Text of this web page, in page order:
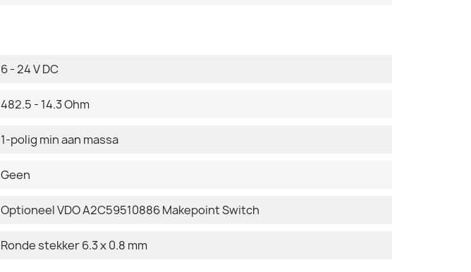
6 - 24 V DC
482.5 - 14.3 Ohm
1-polig min aan massa
Geen
Optioneel VDO A2C59510886 Makepoint Switch
Ronde stekker 6.3 x 0.8 mm